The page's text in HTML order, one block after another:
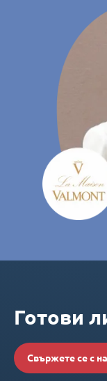
Готови
Свържете се с